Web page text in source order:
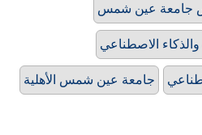
جامعة عين شمس
الاصطناعي
جامعة عين شمس الأهلية